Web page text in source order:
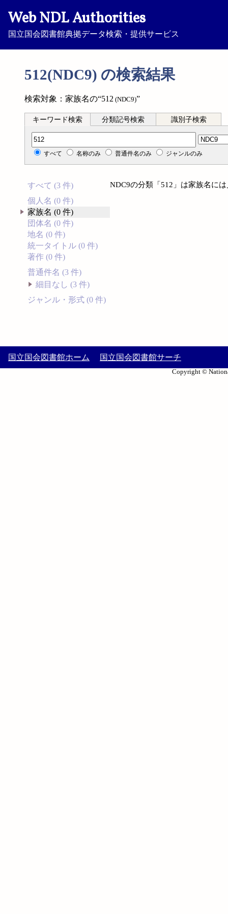
Web NDL Authorities
国立国会図書館典拠データ検索・提供サービス
512(NDC9) の検索結果
検索対象：家族名の“512 (NDC9)”
キーワード検索 分類記号検索 識別子検索
分類記号検索
すべて 名称のみ 普通件名のみ ジャンルのみ
すべて (3 件)
個人名 (0 件)
家族名 (0 件)
団体名 (0 件)
地名 (0 件)
統一タイトル (0 件)
著作 (0 件)
普通件名 (3 件)
細目なし (3 件)
ジャンル・形式 (0 件)
NDC9の分類「512」は家族名に
国立国会図書館ホーム 国立国会図書館サーチ
Copyright ©